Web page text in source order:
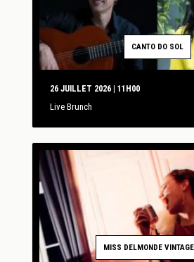
CANTO DO SOL
26 JUILLET 2026 | 11H00
Live Brunch
MISS DELMONDE